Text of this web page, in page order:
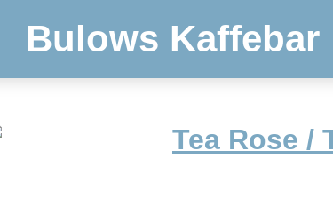
Bulows Kaffebar
Tea Rose /